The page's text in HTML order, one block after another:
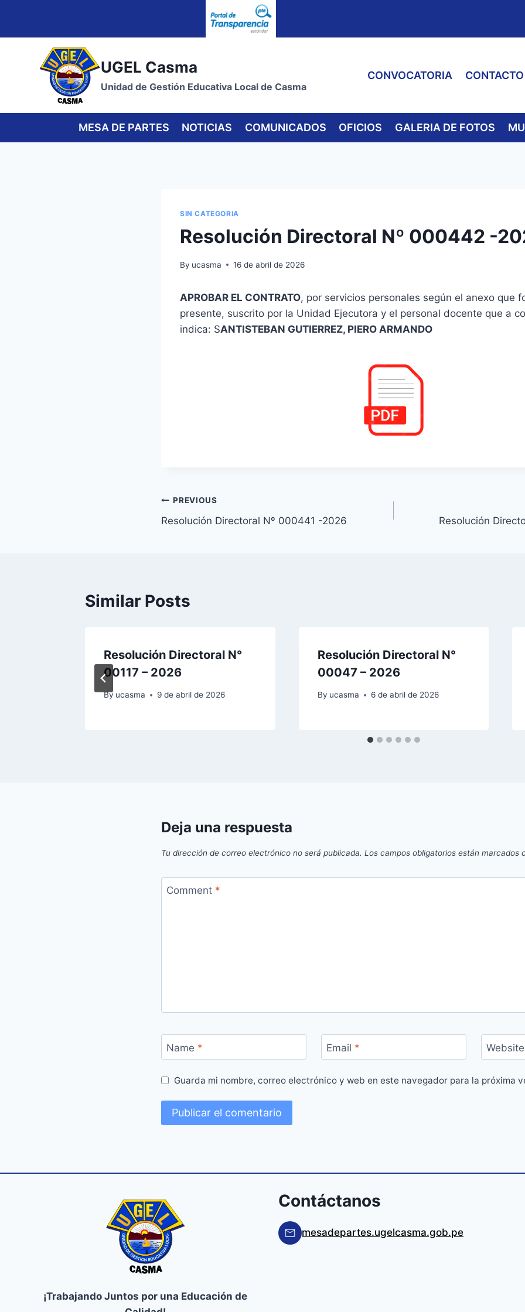
content
UGEL Casma
Unidad de Gestión Educativa Local de Casma
CONVOCATORIA CONTACTO
MESA DE PARTES NOTICIAS COMUNICADOS OFICIOS GALERIA DE FOTOS
SIN CATEGORIA
Resolución Directoral Nº 000442 -
By ucasma 16 de abril de 2026
APROBAR EL CONTRATO, por servicios personales según el anexo que
presente, suscrito por la Unidad Ejecutora y el personal docente que a
indica: SANTISTEBAN GUTIERREZ, PIERO ARMANDO
Navegación
de
PREVIOUS
Resolución Directoral Nº 000441 -2026 Resolución
Similar Posts
Resolución Directoral N°
00117 – 2026
By ucasma 9 de abril de 2026
Resolución Directoral N°
00047 – 2026
By ucasma 6 de abril de 2026
Deja una respuesta
Tu dirección de correo electrónico no será publicada. Los campos obligatorios están marcados
Comment *
Name * Email * Website
Guarda mi nombre, correo electrónico y web en este navegador para la próxima
¡Trabajando Juntos por una Educación de
Contáctanos
mesadepartes.ugelcasma.gob.pe